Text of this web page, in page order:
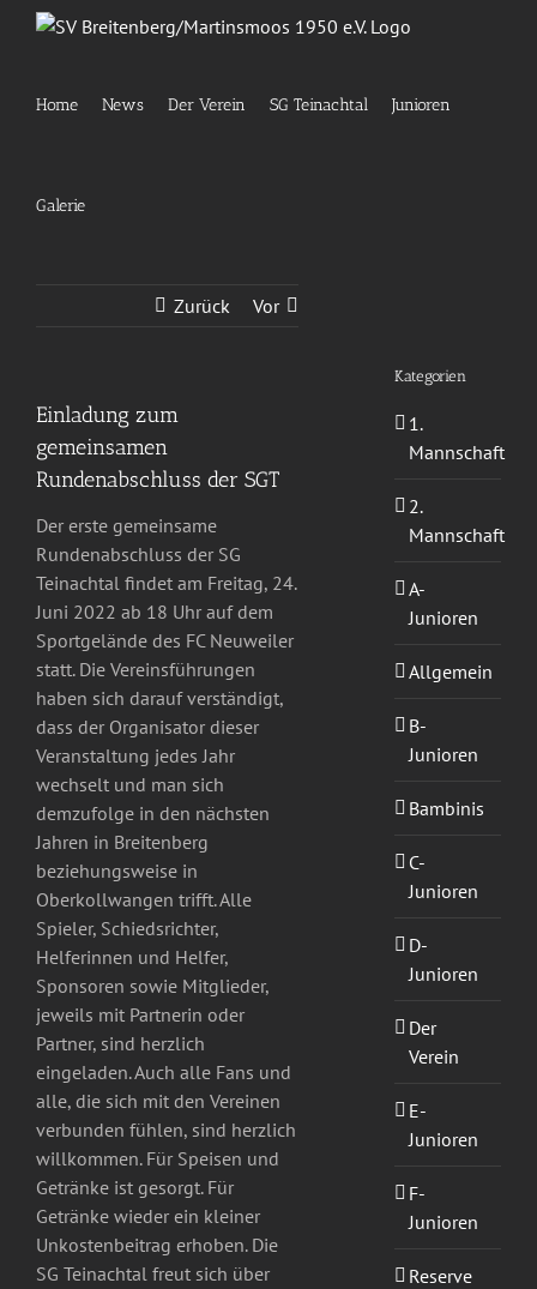
Home News Der Verein SG Teinachtal Junioren
Galerie
Zurück Vor
Einladung zum
gemeinsamen
Rundenabschluss der SGT
Der erste gemeinsame
Rundenabschluss der SG
Teinachtal findet am Freitag, 24.
Juni 2022 ab 18 Uhr auf dem
Sportgelände des FC Neuweiler
statt. Die Vereinsführungen
haben sich darauf verständigt,
dass der Organisator dieser
Veranstaltung jedes Jahr
wechselt und man sich
demzufolge in den nächsten
Jahren in Breitenberg
beziehungsweise in
Oberkollwangen trifft. Alle
Spieler, Schiedsrichter,
Helferinnen und Helfer,
Sponsoren sowie Mitglieder,
jeweils mit Partnerin oder
Partner, sind herzlich
eingeladen. Auch alle Fans und
alle, die sich mit den Vereinen
verbunden fühlen, sind herzlich
willkommen. Für Speisen und
Getränke ist gesorgt. Für
Getränke wieder ein kleiner
Unkostenbeitrag erhoben. Die
SG Teinachtal freut sich über
Kategorien
1.
Mannschaft
2.
Mannschaft
A-
Junioren
Allgemein
B-
Junioren
Bambinis
C-
Junioren
D-
Junioren
Der
Verein
E-
Junioren
F-
Junioren
Reserve